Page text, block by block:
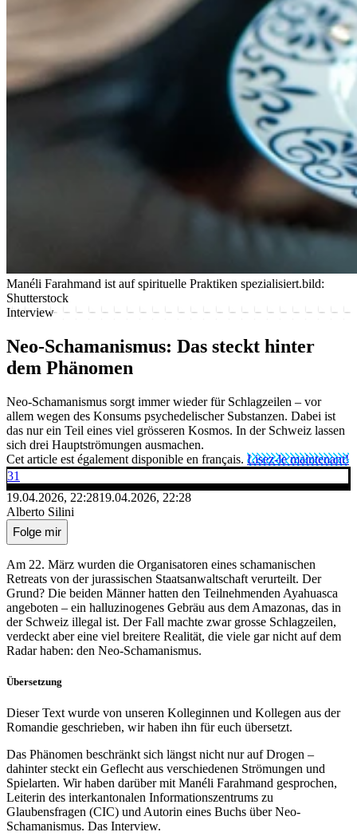
Manéli Farahmand ist auf spirituelle Praktiken spezialisiert.bild:
Shutterstock
Interview
Neo-Schamanismus: Das steckt hinter
dem Phänomen
Neo-Schamanismus sorgt immer wieder für Schlagzeilen – vor
allem wegen des Konsums psychedelischer Substanzen. Dabei ist
das nur ein Teil eines viel grösseren Kosmos. In der Schweiz lassen
sich drei Hauptströmungen ausmachen.
Cet article est également disponible en français. Lisez-le maintenant!
31
19.04.2026, 22:2819.04.2026, 22:28
Alberto Silini
Folge mir
Am 22. März wurden die Organisatoren eines schamanischen
Retreats von der jurassischen Staatsanwaltschaft verurteilt. Der
Grund? Die beiden Männer hatten den Teilnehmenden Ayahuasca
angeboten – ein halluzinogenes Gebräu aus dem Amazonas, das in
der Schweiz illegal ist. Der Fall machte zwar grosse Schlagzeilen,
verdeckt aber eine viel breitere Realität, die viele gar nicht auf dem
Radar haben: den Neo-Schamanismus.
Übersetzung
Dieser Text wurde von unseren Kolleginnen und Kollegen aus der
Romandie geschrieben, wir haben ihn für euch übersetzt.
Das Phänomen beschränkt sich längst nicht nur auf Drogen –
dahinter steckt ein Geflecht aus verschiedenen Strömungen und
Spielarten. Wir haben darüber mit Manéli Farahmand gesprochen,
Leiterin des interkantonalen Informationszentrums zu
Glaubensfragen (CIC) und Autorin eines Buchs über Neo-
Schamanismus. Das Interview.